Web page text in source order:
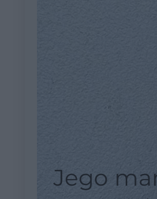
Jego